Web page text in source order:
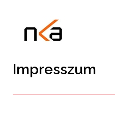
Impresszum